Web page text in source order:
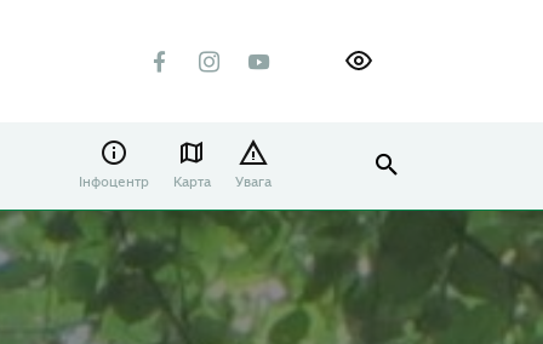
Інфоцентр Карта Увага